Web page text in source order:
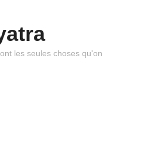
les seules choses qu'on